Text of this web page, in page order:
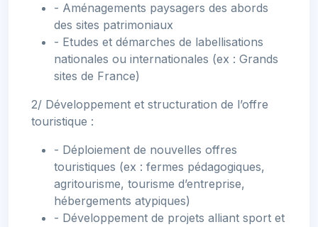
- Aménagements paysagers des abords
des sites patrimoniaux
- Etudes et démarches de labellisations
nationales ou internationales (ex : Grands
sites de France)
2/ Développement et structuration de l’offre
touristique :
- Déploiement de nouvelles offres
touristiques (ex : fermes pédagogiques,
agritourisme, tourisme d’entreprise,
hébergements atypiques)
- Développement de projets alliant sport et